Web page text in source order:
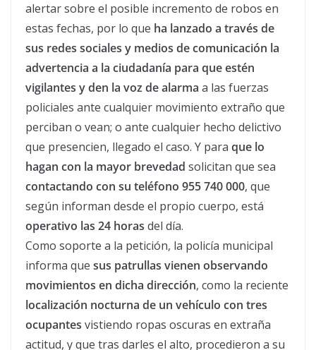
alertar sobre el posible incremento de robos en
estas fechas, por lo que ha lanzado a través de
sus redes sociales y medios de comunicación la
advertencia a la ciudadanía para que estén
vigilantes y den la voz de alarma a las fuerzas
policiales ante cualquier movimiento extraño que
perciban o vean; o ante cualquier hecho delictivo
que presencien, llegado el caso. Y para que lo
hagan con la mayor brevedad solicitan que sea
contactando con su teléfono 955 740 000, que
según informan desde el propio cuerpo, está
operativo las 24 horas del día.
Como soporte a la petición, la policía municipal
informa que sus patrullas vienen observando
movimientos en dicha dirección, como la reciente
localización nocturna de un vehículo con tres
ocupantes vistiendo ropas oscuras en extraña
actitud, y que tras darles el alto, procedieron a su